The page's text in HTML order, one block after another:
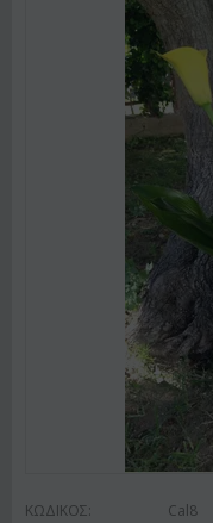
ΚΩΔΙΚΟΣ: Cal8